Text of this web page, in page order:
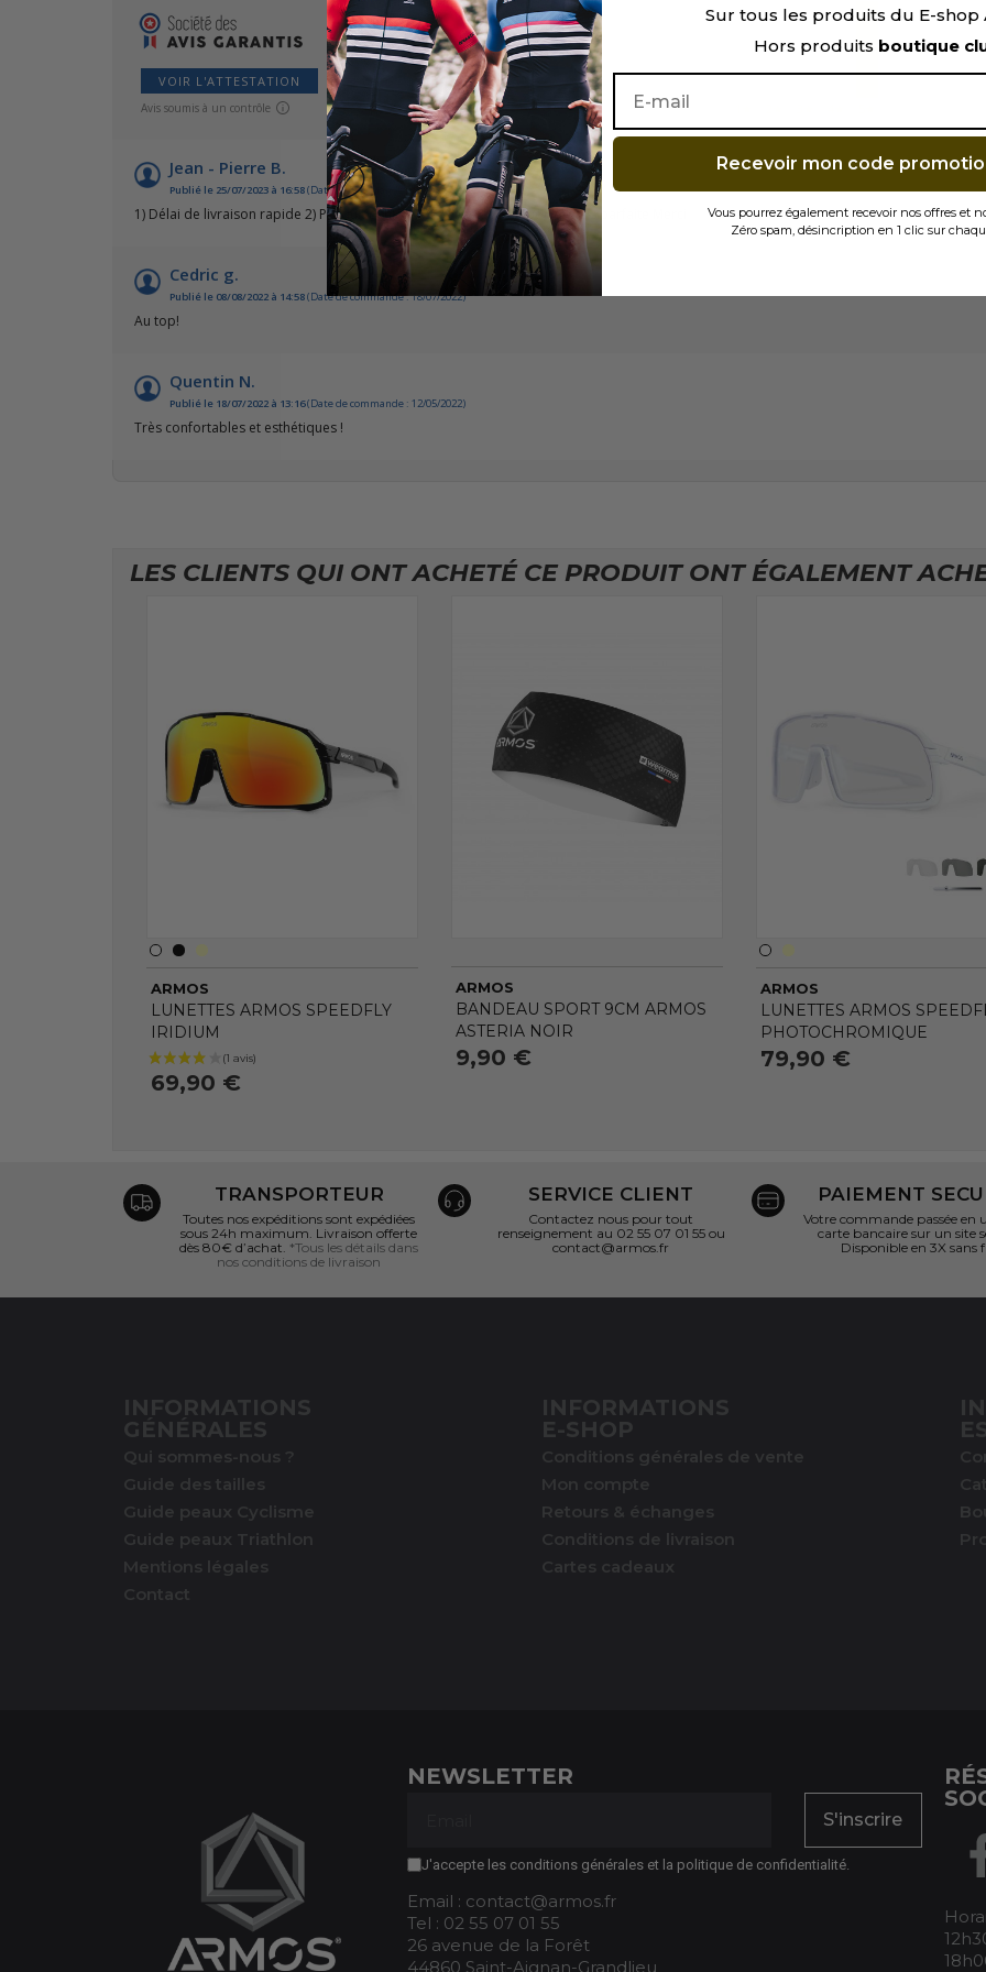
VOIR L'ATTESTATION
Avis soumis à un contrôle
Jean - Pierre B.
Publié le 25/07/2023 à 16:58(Date de commande : 13/07/2023)
1) Délai de livraison rapide 2) Produit conforme 3) Livraison en point relais parfaite Merci
Cedric g.
Publié le 08/08/2022 à 14:58(Date de commande : 18/07/2022)
Au top!
Quentin N.
Publié le 18/07/2022 à 13:16(Date de commande : 12/05/2022)
Très confortables et esthétiques !
LES CLIENTS QUI ONT ACHETÉ CE PRODUIT ONT ÉGALEMENT
ARMOS
LUNETTES ARMOS SPEEDFLY
IRIDIUM
69,90 €
ARMOS
BANDEAU SPORT 9CM ARMOS
ASTERIA NOIR
9,90 €
ARMOS
LUNETTES ARMOS
PHOTOCHROMIQUE
79,90 €
TRANSPORTEUR
Toutes nos expéditions sont expédiées
sous 24h maximum. Livraison offerte
dès 80€ d’achat. *Tous les détails dans
nos conditions de livraison
SERVICE CLIENT
Contactez nous pour tout
renseignement au 02 55 07 01 55 ou
contact@armos.fr
PAIEMENT
Votre commande passée en
carte bancaire sur un site
Disponible en 3X sans
INFORMATIONS
GÉNÉRALES
Qui sommes-nous ?
Guide des tailles
Guide peaux Cyclisme
Guide peaux Triathlon
Mentions légales
Contact
INFORMATIONS
E-SHOP
Conditions générales de vente
Mon compte
Retours & échanges
Conditions de livraison
Cartes cadeaux
NEWSLETTER
S'inscrire
J'accepte les conditions générales et la politique de confidentialité.
Email : contact@armos.fr
Tel : 02 55 07 01 55
26 avenue de la Forêt
44860 Saint-Aignan-Grandlieu
Sur tous les produits du E-shop
Hors produits boutique
Recevoir mon code
Vous pourrez également recevoir nos offres et
Zéro spam, désincription en 1 clic sur